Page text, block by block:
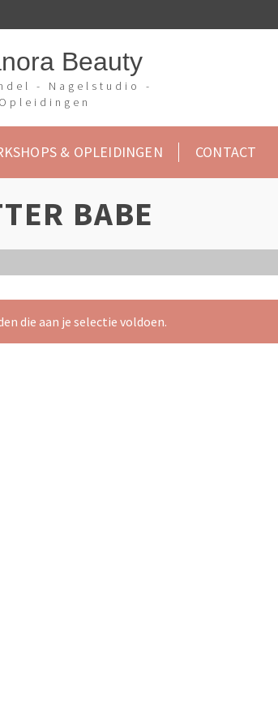
Beauty
- Nagelstudio -
Opleidingen
& OPLEIDINGEN CONTACT
BABE
die aan je selectie voldoen.